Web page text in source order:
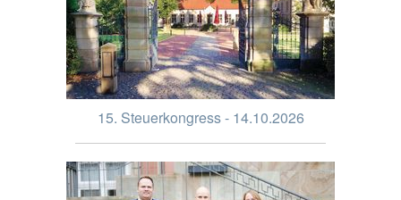
15. Steuerkongress - 14.10.2026